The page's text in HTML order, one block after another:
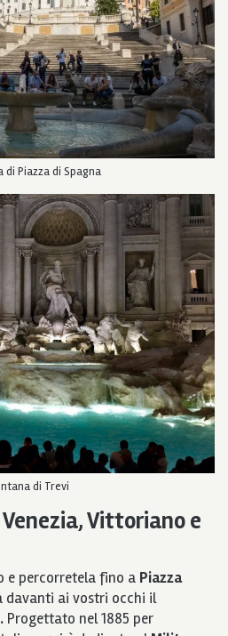
di Piazza di Spagna
di Trevi
Vittoriano e
e percorretela fino a Piazza
davanti ai vostri occhi il
Progettato nel 1885 per